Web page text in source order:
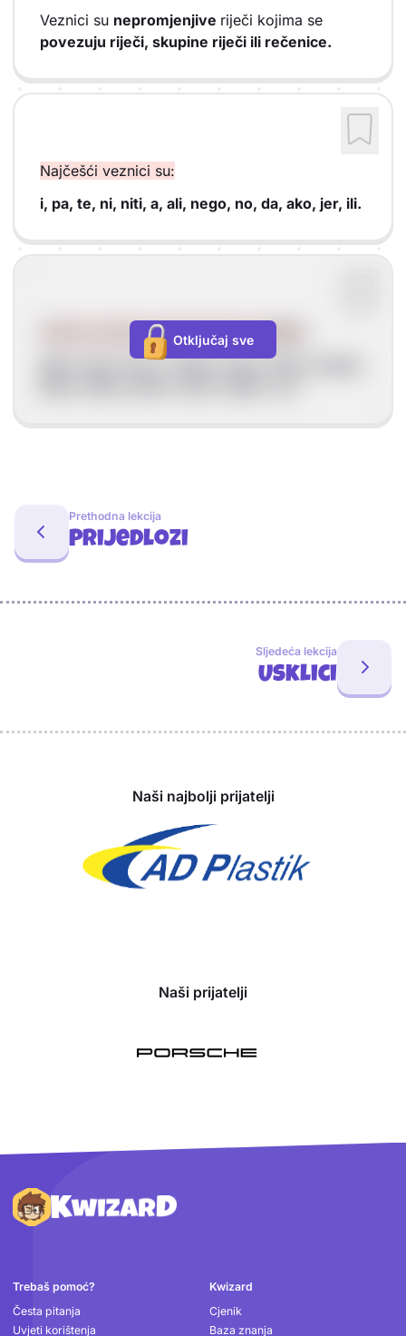
Veznici su nepromjenjive riječi kojima se
povezuju riječi, skupine riječi ili rečenice.
Najčešći veznici su:
i, pa, te, ni, niti, a, ali, nego, no, da, ako, jer, ili.
Službu veznika ponekad imaju i
gdje, kuda, kamo, odakle, kada, otkad, otkako,
Otključaj sve
Prethodna lekcija
Prijedlozi
Sljedeća lekcija
Usklici
Naši najbolji prijatelji
Naši prijatelji
Podnožje
Trebaš pomoć?
Česta pitanja
Uvjeti korištenja
Kwizard
Cjenik
Baza znanja